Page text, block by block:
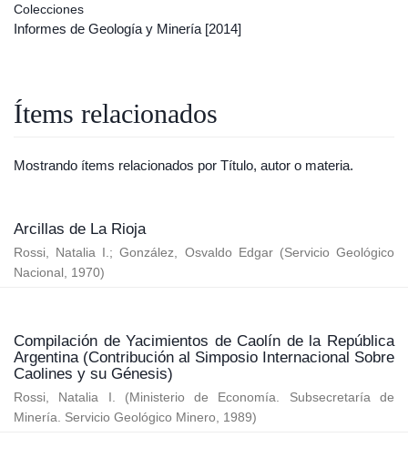
Colecciones
Informes de Geología y Minería [2014]
Ítems relacionados
Mostrando ítems relacionados por Título, autor o materia.
Arcillas de La Rioja
Rossi, Natalia I. ;González, Osvaldo Edgar (Servicio Geológico
Nacional 1970)
Compilación de Yacimientos de Caolín de la República
Argentina (Contribución al Simposio Internacional Sobre
Caolines y su Génesis)
Rossi, Natalia I. (Ministerio de Economía. Subsecretaría de
Minería. Servicio Geológico Minero
1989)